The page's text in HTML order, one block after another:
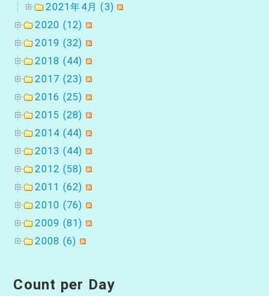
2021年4月 (3)
2020 (12)
2019 (32)
2018 (44)
2017 (23)
2016 (25)
2015 (28)
2014 (44)
2013 (44)
2012 (58)
2011 (62)
2010 (76)
2009 (81)
2008 (6)
Count per Day